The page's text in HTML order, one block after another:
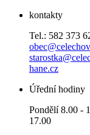
kontakty
Tel.: 582 373
hane.cz
Úřední hodiny
Pondělí 8.00 -
17.00